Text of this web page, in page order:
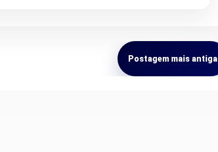
Postagem mais antiga